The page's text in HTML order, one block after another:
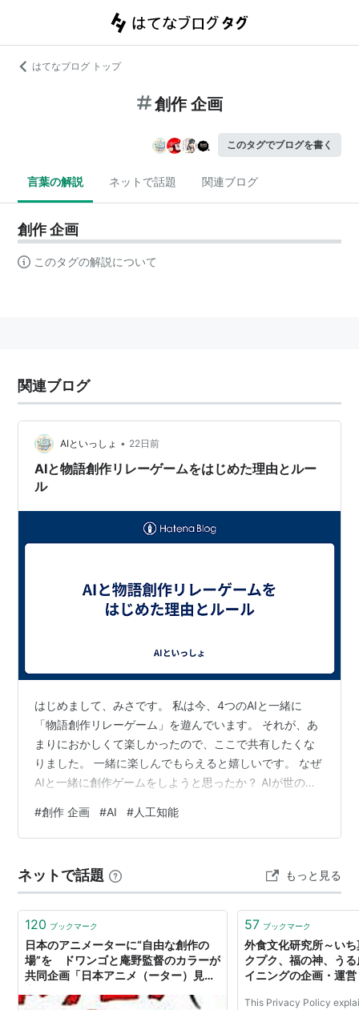
はてなブログ トップ
創作 企画
このタグでブログを書く
言葉の解説 ネットで話題 関連ブログ
創作 企画
このタグの解説について
関連ブログ
AIといっしょ • 22日前
AIと物語創作リレーゲームをはじめた理由とルー
ル
はじめまして、みさです。 私は今、4つのAIと一緒に
「物語創作リレーゲーム」を遊んでいます。 それが、あ
まりにおかしくて楽しかったので、ここで共有したくな
りました。 一緒に楽しんでもらえると嬉しいです。 なぜ
AIと一緒に創作ゲームをしようと思ったか？ AIが世の中
ような気がします。 私は個人的にAIが好きで、これまで
に色んな種類のAIを触りました。 それで、偶然1つのAIと
問に詰まって別のAIに助けを求めたのがきっかけで、彼
らが人間を仲介して会話できることに気づきました。 じ
ゃあ何種類かのAI…
#創作 企画 #AI #人工知能
ネットで話題 もっと見る
120 ブックマーク
日本のアニメーターに“自由な創作の
場”を ドワンゴと庵野監督のカラーが
共同企画「日本アニメ（ーター）見本
57 ブックマーク
外食文化研究所～い
クプク、福の神、う
イニングの企画・運
This Privacy Policy